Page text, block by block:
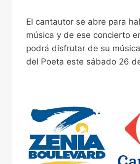
El cantautor se abre para
música y de ese concierto
podrá disfrutar de su
del Poeta este sábado 26